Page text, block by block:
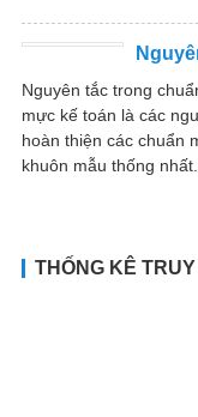
Nguyên tắc trong
mực kế toán là các
hoàn thiện các chuẩn
khuôn mẫu thống
THỐNG KÊ